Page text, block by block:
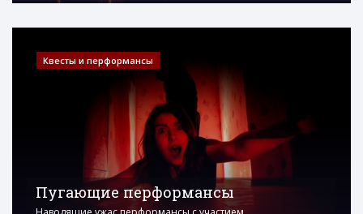
Квесты и перформансы
Пугающие перформансы